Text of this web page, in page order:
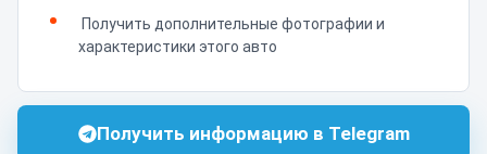
Получить дополнительные фотографии и
характеристики этого авто
Получить информацию в Telegram